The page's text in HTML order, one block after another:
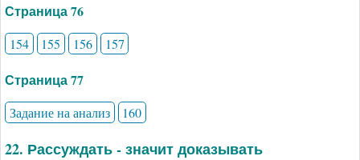
Страница 76
154 155 156 157
Страница 77
Задание на анализ 160
22. Рассуждать - значит доказывать